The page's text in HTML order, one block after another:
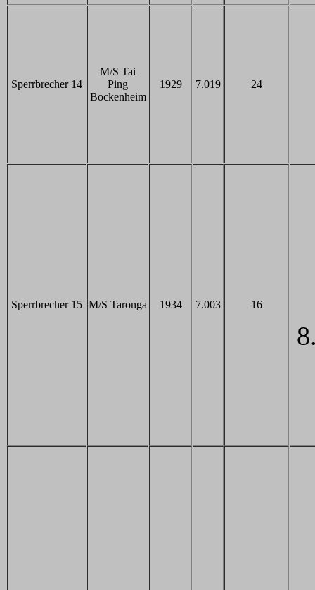
Sperrbrecher 14
M/S Tai
Ping
Bockenheim
1929 7.019 24
Sperrbrecher 15 M/S Taronga 1934 7.003 16